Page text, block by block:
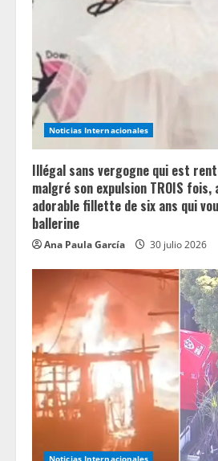
Noticias Internacionales
Illégal sans vergogne qui est
malgré son expulsion TROIS
adorable fillette de six ans qui
ballerine
Ana Paula García 30 julio 2026
Noticias Internacionales